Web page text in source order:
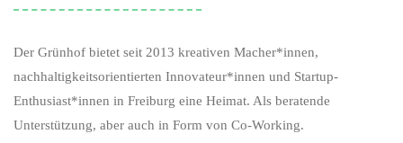
Der Grünhof bietet seit 2013 kreativen Macher*innen,
nachhaltigkeitsorientierten Innovateur*innen und Startup-
Enthusiast*innen in Freiburg eine Heimat. Als beratende
Unterstützung, aber auch in Form von Co-Working.